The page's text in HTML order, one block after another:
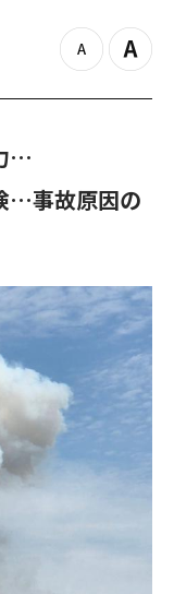
z
o
Z
o
…
…事故原因の